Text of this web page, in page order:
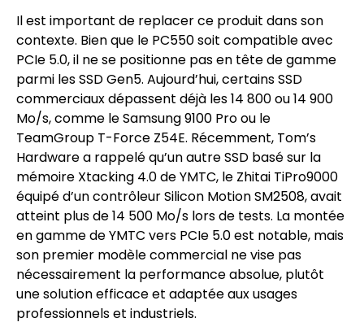
Il est important de replacer ce produit dans son
contexte. Bien que le PC550 soit compatible avec
PCIe 5.0, il ne se positionne pas en tête de gamme
parmi les SSD Gen5. Aujourd’hui, certains SSD
commerciaux dépassent déjà les 14 800 ou 14 900
Mo/s, comme le Samsung 9100 Pro ou le
TeamGroup T-Force Z54E. Récemment, Tom’s
Hardware a rappelé qu’un autre SSD basé sur la
mémoire Xtacking 4.0 de YMTC, le Zhitai TiPro9000
équipé d’un contrôleur Silicon Motion SM2508, avait
atteint plus de 14 500 Mo/s lors de tests. La montée
en gamme de YMTC vers PCIe 5.0 est notable, mais
son premier modèle commercial ne vise pas
nécessairement la performance absolue, plutôt
une solution efficace et adaptée aux usages
professionnels et industriels.